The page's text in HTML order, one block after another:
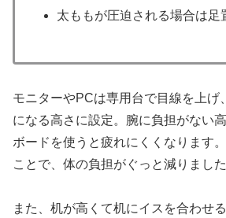
太ももが圧迫される場合は足
モニターやPCは専用台で目線を上げ
になる高さに設定。腕に負担がない
ボードを使うと疲れにくくなります
ことで、体の負担がぐっと減りました
また、机が高くて机にイスを合わせ